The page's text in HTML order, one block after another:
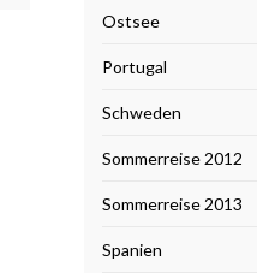
Ostsee
Portugal
Schweden
Sommerreise 2012
Sommerreise 2013
Spanien